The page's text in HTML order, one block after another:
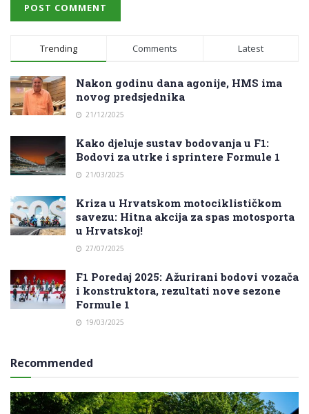
Trending Comments Latest
Nakon godinu dana agonije, HMS ima
novog predsjednika
21/12/2025
Kako djeluje sustav bodovanja u F1:
Bodovi za utrke i sprintere Formule 1
21/03/2025
Kriza u Hrvatskom motociklističkom
savezu: Hitna akcija za spas motosporta
u Hrvatskoj!
27/07/2025
F1 Poredaj 2025: Ažurirani bodovi vozača
i konstruktora, rezultati nove sezone
Formule 1
19/03/2025
Recommended